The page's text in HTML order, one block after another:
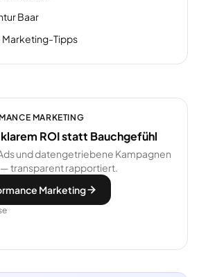
Baar
Marketing-Tipps
MARKETING
ROI statt Bauchgefühl
und datengetriebene Kampagnen
— transparent rapportiert.
Marketing